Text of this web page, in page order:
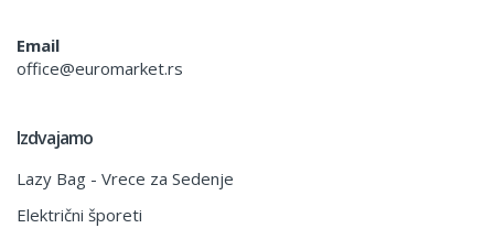
Email
office@euromarket.rs
Izdvajamo
Lazy Bag - Vrece za Sedenje
Električni šporeti